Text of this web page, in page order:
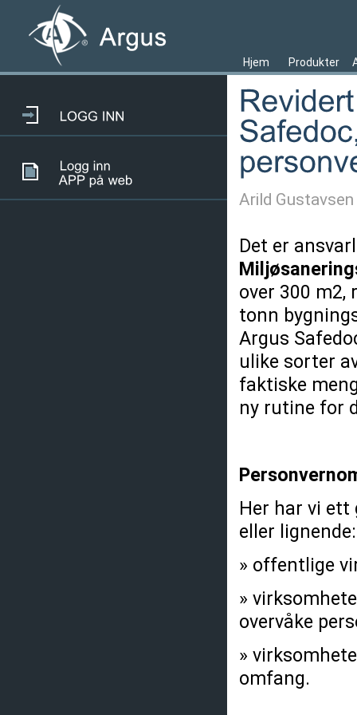
Hjem Produkter
Arild
Det er
over 300 m2,
tonn
Argus
ulike sorter
faktiske
ny rutine for
Her har vi ett
eller
» offentlige
»
overvåke
»
omfang.